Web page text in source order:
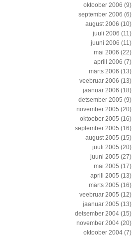
oktoober 2006 (9)
september 2006 (6)
august 2006 (10)
juuli 2006 (11)
juuni 2006 (11)
mai 2006 (22)
aprill 2006 (7)
märts 2006 (13)
veebruar 2006 (13)
jaanuar 2006 (18)
detsember 2005 (9)
november 2005 (20)
oktoober 2005 (16)
september 2005 (16)
august 2005 (15)
juuli 2005 (20)
juuni 2005 (27)
mai 2005 (17)
aprill 2005 (13)
märts 2005 (16)
veebruar 2005 (12)
jaanuar 2005 (13)
detsember 2004 (15)
november 2004 (20)
oktoober 2004 (7)